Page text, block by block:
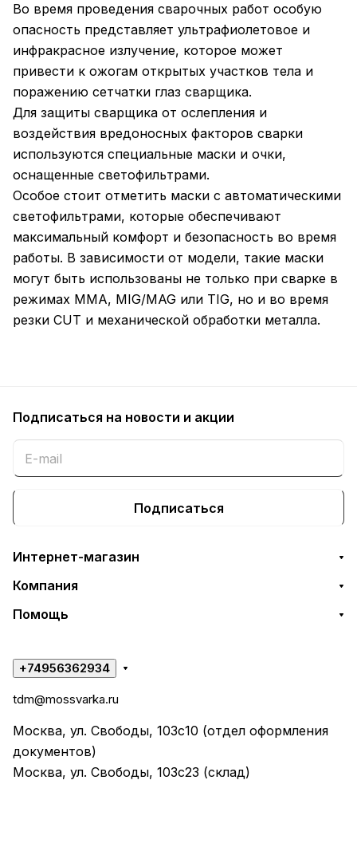
Во время проведения сварочных работ особую
опасность представляет ультрафиолетовое и
инфракрасное излучение, которое может
привести к ожогам открытых участков тела и
поражению сетчатки глаз сварщика.
Для защиты сварщика от ослепления и
воздействия вредоносных факторов сварки
используются специальные маски и очки,
оснащенные светофильтрами.
Особое стоит отметить маски с автоматическими
светофильтрами, которые обеспечивают
максимальный комфорт и безопасность во время
работы. В зависимости от модели, такие маски
могут быть использованы не только при сварке в
режимах MMA, MIG/MAG или TIG, но и во время
резки CUT и механической обработки металла.
Подписаться на новости и акции
Подписаться
Интернет-магазин
Компания
Помощь
+74956362934
tdm@mossvarka.ru
Москва, ул. Свободы, 103с10 (отдел оформления
документов)
Москва, ул. Свободы, 103с23 (склад)